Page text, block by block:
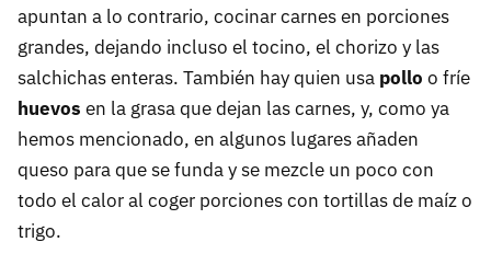
apuntan a lo contrario, cocinar carnes en porciones
grandes, dejando incluso el tocino, el chorizo y las
salchichas enteras. También hay quien usa pollo o fríe
huevos en la grasa que dejan las carnes, y, como ya
hemos mencionado, en algunos lugares añaden
queso para que se funda y se mezcle un poco con
todo el calor al coger porciones con tortillas de maíz o
trigo.